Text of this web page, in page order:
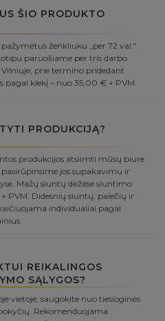
ŠIO PRODUKTO
ženkliuku „per 72 val.".
paruošiame per tris darbo
Vilniuje, prie termino pridedant
kiekį – nuo 35,00 € + PVM.
PRODUKCIJĄ?
produkcijos atsiimti mūsų biure
jos supakavimu ir
Mažų siuntų dėžėse siuntimo
PVM. Didesnių siuntų, palečių ir
individualiai pagal
REIKALINGOS
SĄLYGOS?
vietoje, saugokite nuo tiesioginės
Rekomenduojama